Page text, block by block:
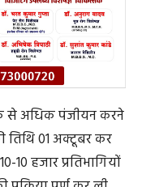
से अधिक पंजीयन करने
तिथि 01 अक्टूबर कर
हजार प्रतिभागियों